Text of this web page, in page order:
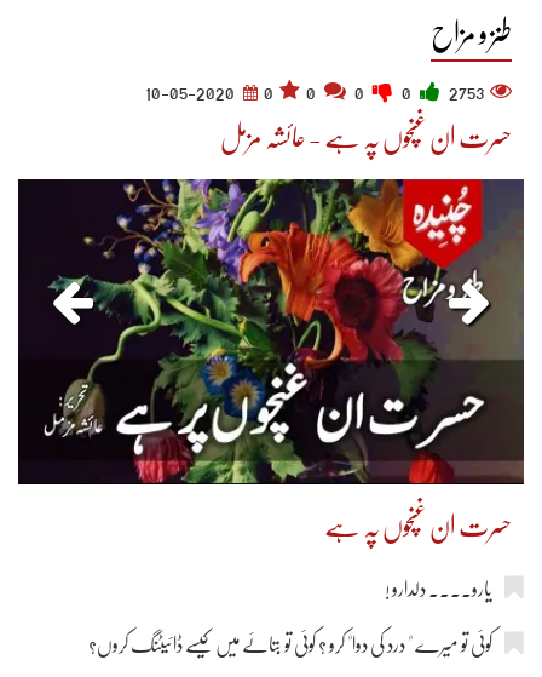
طنز و مزاح
2753
0
10-05-2020
حسرت ان غنچوں پہ ہے - عائشہ مزمل
حسرت ان غنچوں پہ ہے
یارو.... دلدارو !
کوئی تو میرے " درد کی دوا" کرو ؟ کوئی تو بتائے میں کیسے ڈائیٹنگ کروں؟